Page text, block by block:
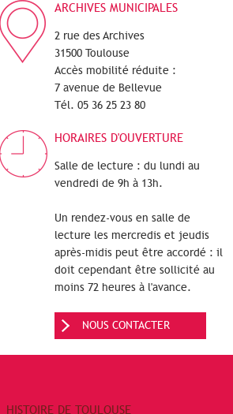
ARCHIVES MUNICIPALES
2 rue des Archives
31500 Toulouse
Accès mobilité réduite :
7 avenue de Bellevue
Tél. 05 36 25 23 80
HORAIRES D'OUVERTURE
Salle de lecture : du lundi au
vendredi de 9h à 13h.
Un rendez-vous en salle de
lecture les mercredis et jeudis
après-midis peut être accordé : il
doit cependant être sollicité au
moins 72 heures à l'avance.
NOUS CONTACTER
HISTOIRE DE TOULOUSE